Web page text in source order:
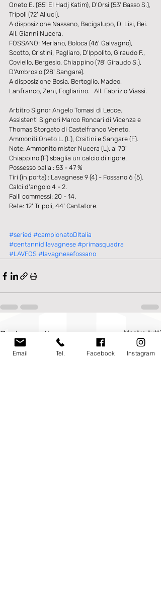
Oneto E. (85' El Hadj Katim), D'Orsi (53' Basso S.),
Tripoli (72' Alluci).
A disposizione Nassano, Bacigalupo, Di Lisi, Bei.
All. Gianni Nucera.
FOSSANO: Merlano, Boloca (46' Galvagno),
Scotto, Cristini, Pagliaro, D'Ippolito, Giraudo F.,
Coviello, Bergesio, Chiappino (78' Giraudo S.),
D'Ambrosio (28' Sangare).
A disposizione Bosia, Bertoglio, Madeo,
Lanfranco, Zeni, Fogliarino.   All. Fabrizio Viassi.
Arbitro Signor Angelo Tomasi di Lecce.
Assistenti Signori Marco Roncari di Vicenza e
Thomas Storgato di Castelfranco Veneto.
Ammoniti Oneto L. (L), Crsitini e Sangare (F).
Note: Ammonito mister Nucera (L), al 70'
Chiappino (F) sbaglia un calcio di rigore.
Possesso palla : 53 - 47 %
Tiri (in porta) : Lavagnese 9 (4) - Fossano 6 (5).
Calci d'angolo 4 - 2.
Falli commessi: 20 - 14.
Rete: 12' Tripoli, 44' Cantatore.
#seried #campionatoDItalia
#centannidilavagnese #primasquadra
#LAVFOS #lavagnesefossano
Post recenti Mostra tutti
Email Tel. Facebook Instagram